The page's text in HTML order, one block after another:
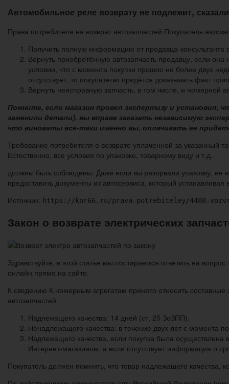
Автомобильное реле возврату не подлежит,
Права потребителя на возврат автозапчастей Покупатель
Получить полную информацию от продавца-консультанта
Вернуть приобретённую автозапчасть продавцу, если
условии, что с момента покупки прошло не более двух
отсутствует, то покупателю придётся доказывать факт
Вернуть неисправную запчасть, в том числе, и номерной
Помните, если магазин провел экспертизу и установил,
заменили детали), вы вправе заказать независимую
что виноваты все-таки именно вы, оплачивать ее
Требование потребителя о возврате уплаченной за указанный
Естественно, все условия по упаковке, товарному виду и т.д.
должны быть соблюдены. Даже если вы разорвали упаковку,
предоставить документы из автосервиса, который устанавливал
Источник: https://kor66.ru/prava-potrebiteley/4488-
Закон о возврате электрических
Здравствуйте, в этой статье мы постараемся ответить на
онлайн прямо на сайте.
К сведению К номерным агрегатам принято относить
автозапчастей
Надлежащего качества: 14 дней (ст. 25 ЗоЗПП).
Ненадлежащего качества: в течение двух лет с момента
Надлежащего качества, если покупка была
Интернет-магазином, а если отсутствует информация о
Покупатель должен помнить, что товар надлежащего качества,